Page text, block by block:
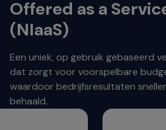
Offered as a
(NIaaS)
Een uniek, op gebruik gebaseerd
dat zorgt voor voorspelbare
waardoor bedrijfsresultaten
behaald.